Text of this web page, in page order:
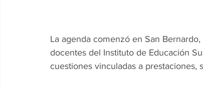
La agenda comenzó en San
docentes del Instituto de Educación
cuestiones vinculadas a